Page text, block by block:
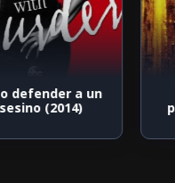
defender a un
(2014)